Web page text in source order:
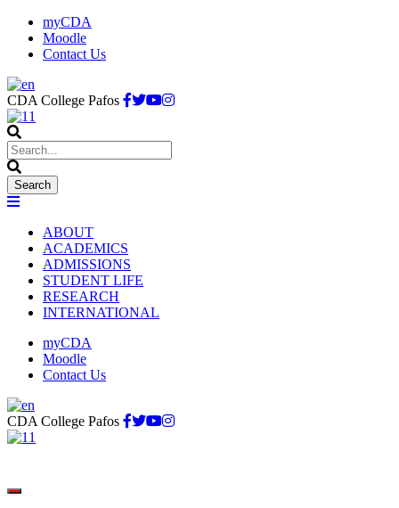
myCDA
Moodle
Contact Us
CDA College Pafos
ABOUT
ACADEMICS
ADMISSIONS
STUDENT LIFE
RESEARCH
INTERNATIONAL
myCDA
Moodle
Contact Us
CDA College Pafos